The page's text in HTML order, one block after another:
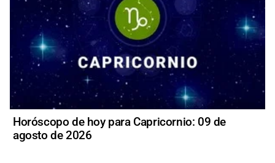
Horóscopo de hoy para Capricornio: 09 de
agosto de 2026